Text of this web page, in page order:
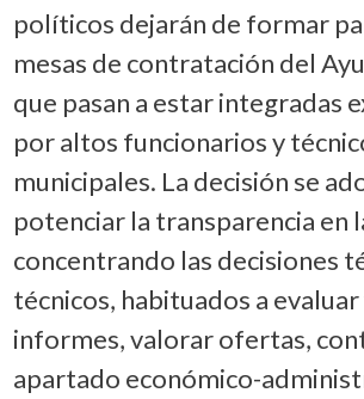
políticos dejarán de formar
mesas de contratación del
que pasan a estar integradas
por altos funcionarios y
municipales. La decisión se
potenciar la transparencia en
concentrando las decisiones
técnicos, habituados a
informes, valorar ofertas,
apartado económico-